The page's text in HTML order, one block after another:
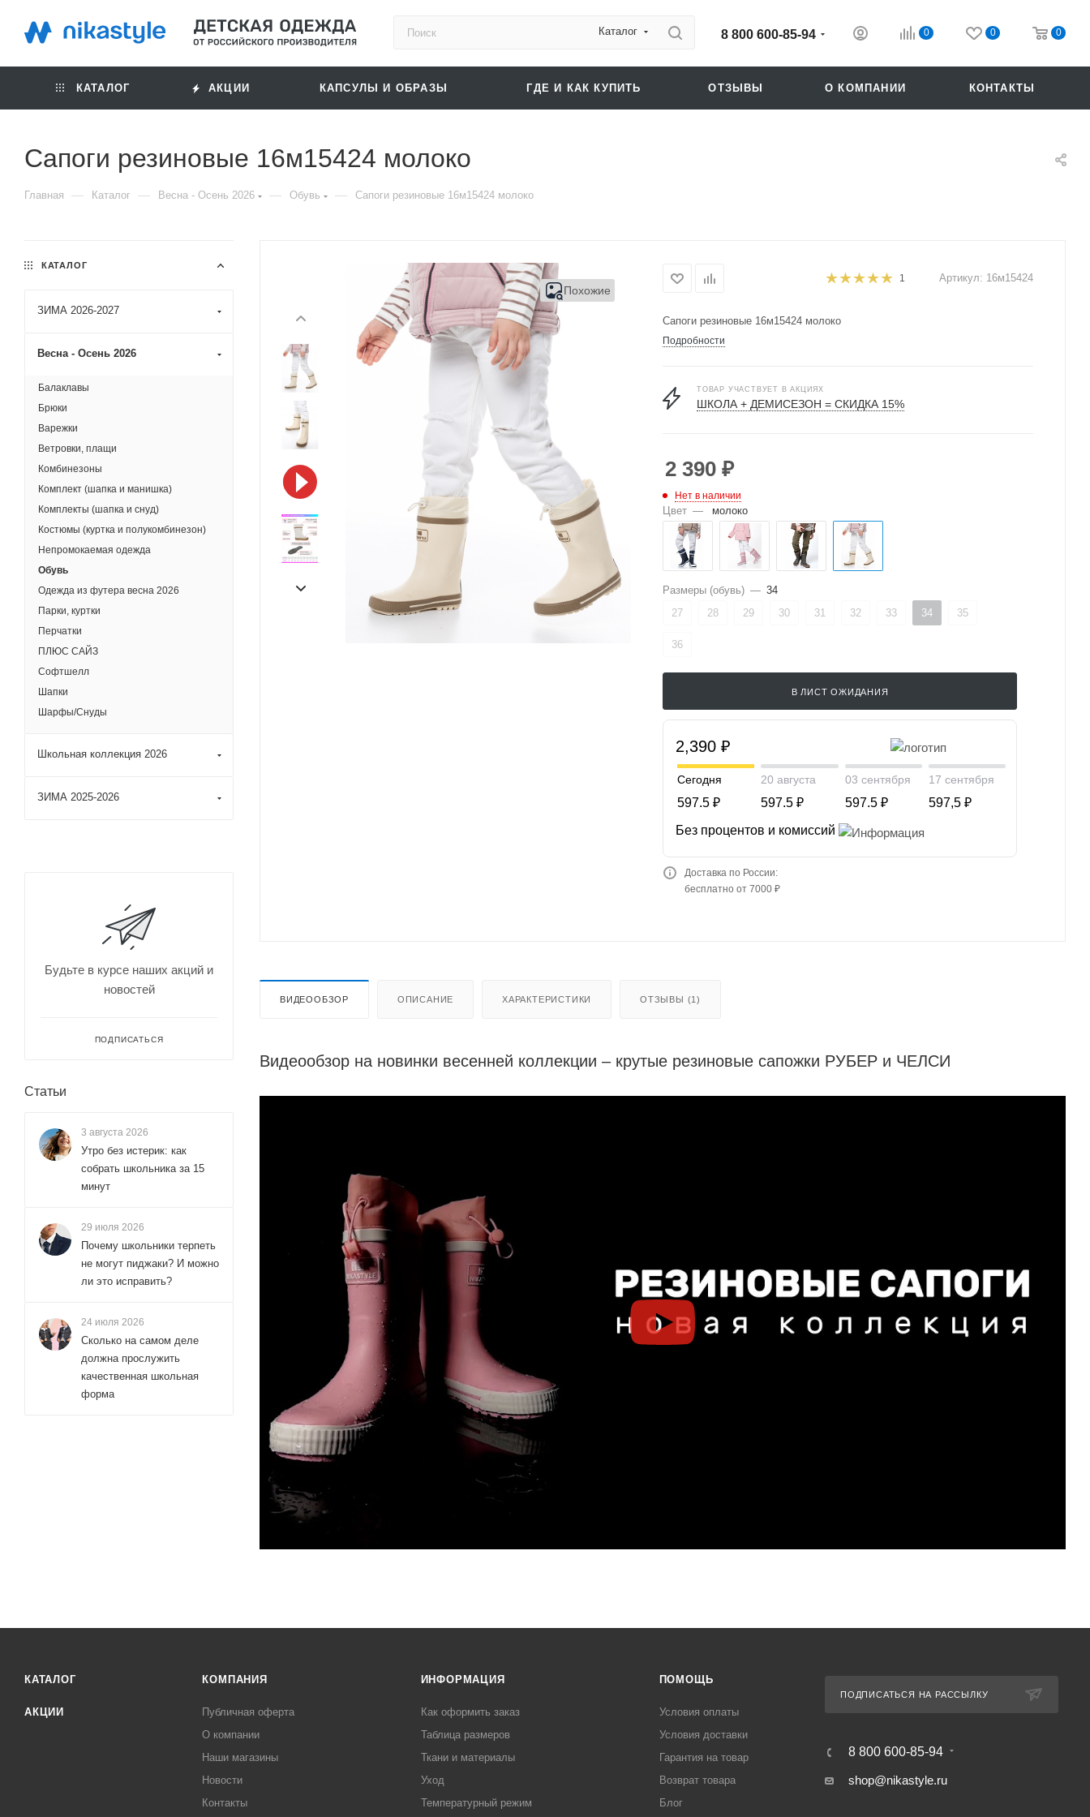
Каталог 8 800 600-85-94 0 0 0
КАТАЛОГ АКЦИИ КАПСУЛЫ И ОБРАЗЫ ГДЕ И КАК КУПИТЬ ОТЗЫВЫ О КОМПАНИИ КОНТАКТЫ
Сапоги резиновые 16м15424 молоко
Главная — Каталог — Весна - Осень 2026 — Обувь — Сапоги резиновые 16м15424 молоко
Похожие
1 Артикул: 16м15424
Сапоги резиновые 16м15424 молоко
Подробности
ТОВАР УЧАСТВУЕТ В АКЦИЯХ
ШКОЛА + ДЕМИСЕЗОН = СКИДКА 15%
2 390 ₽
Нет в наличии
Цвет — молоко
Размеры (обувь) — 34
27
28 29 30 31 32 33 34 35
36
В ЛИСТ ОЖИДАНИЯ
2,390 ₽
Сегодня
597.5 ₽
20 августа
597.5 ₽
03 сентября
597.5 ₽
17 сентября
597,5 ₽
Без процентов и комиссий
Доставка по России:
бесплатно от 7000 ₽
ВИДЕООБЗОР ОПИСАНИЕ ХАРАКТЕРИСТИКИ ОТЗЫВЫ (1)
Видеообзор на новинки весенней коллекции – крутые резиновые сапожки РУБЕР и ЧЕЛСИ
КАТАЛОГ
ЗИМА 2026-2027
Весна - Осень 2026
Балаклавы
Брюки
Варежки
Ветровки, плащи
Комбинезоны
Комплект (шапка и манишка)
Комплекты (шапка и снуд)
Костюмы (куртка и полукомбинезон)
Непромокаемая одежда
Обувь
Одежда из футера весна 2026
Парки, куртки
Перчатки
ПЛЮС САЙЗ
Софтшелл
Шапки
Шарфы/Снуды
Школьная коллекция 2026
ЗИМА 2025-2026
Будьте в курсе наших акций и
новостей
ПОДПИСАТЬСЯ
Статьи
3 августа 2026
Утро без истерик: как
собрать школьника за 15
минут
29 июля 2026
Почему школьники терпеть
не могут пиджаки? И можно
ли это исправить?
24 июля 2026
Сколько на самом деле
должна прослужить
качественная школьная
форма
КАТАЛОГ
АКЦИИ
КОМПАНИЯ
Публичная оферта
О компании
Наши магазины
Новости
Контакты
ИНФОРМАЦИЯ
Как оформить заказ
Таблица размеров
Ткани и материалы
Уход
Температурный режим
ПОМОЩЬ
Условия оплаты
Условия доставки
Гарантия на товар
Возврат товара
Блог
ПОДПИСАТЬСЯ НА РАССЫЛКУ
8 800 600-85-94
shop@nikastyle.ru